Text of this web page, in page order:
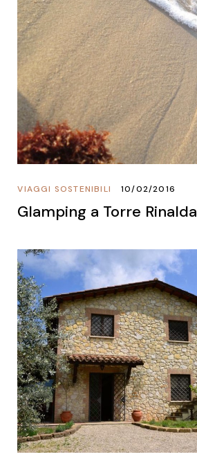
VIAGGI SOSTENIBILI 10/02/2016
Glamping a Torre Rinalda